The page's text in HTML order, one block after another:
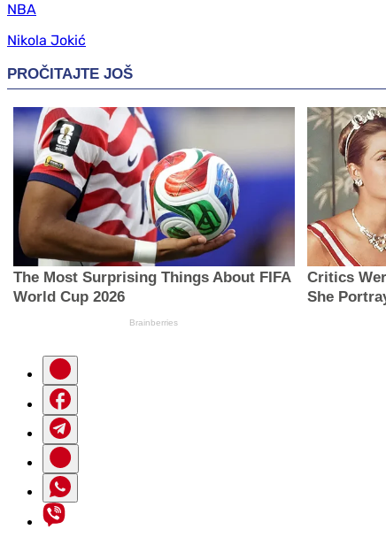
NBA
Nikola Jokić